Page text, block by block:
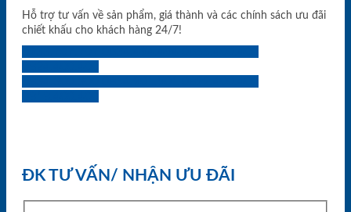
Hỗ trợ tư vấn về sản phẩm, giá thành và các chính sách ưu đãi
chiết khấu cho khách hàng 24/7!
ĐK TƯ VẤN/ NHẬN ƯU ĐÃI